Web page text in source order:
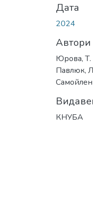
Дата
2024
Автори
Юрова,
Павлюк,
КНУБА